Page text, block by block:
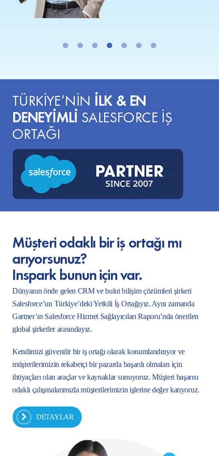
TÜRKİYE’NİN İLK & EN
DENEYİMLİ SALESFORCE İŞ
ORTAĞI
Müşteri odaklı bir iş ortağı mı
arıyorsunuz?
Inspark bunun için var.
Dünyanın önde gelen CRM ve bulut bilişim çözümleri şirketi
Salesforce’un Türkiye’deki Yetkili İş Ortağıyız. Aynı zamanda
Gartner’ın Salesforce Hizmet Sağlayıcıları Raporu’nda önerilen
global şirketler arasındayız.
Kendimizi güvenilir bir iş ortağı olarak konumlandırıyor ve
müşterilerimizin rekabetçi bir pazarda başarılı olmaları için
ihtiyaçları olan araçlar ve kaynaklar sunuyoruz. Müşteri başarısı
odaklı çalışmalarımızla müşterilerimizin işlerine değer katıyoruz.
DETAYLAR